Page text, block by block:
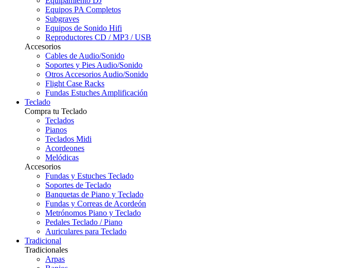
Equipos PA Completos
Subgraves
Equipos de Sonido Hifi
Reproductores CD / MP3 / USB
Accesorios
Cables de Audio/Sonido
Soportes y Pies Audio/Sonido
Otros Accesorios Audio/Sonido
Flight Case Racks
Fundas Estuches Amplificación
Teclado
Compra tu Teclado
Teclados
Pianos
Teclados Midi
Acordeones
Melódicas
Accesorios
Fundas y Estuches Teclado
Soportes de Teclado
Banquetas de Piano y Teclado
Fundas y Correas de Acordeón
Metrónomos Piano y Teclado
Pedales Teclado / Piano
Auriculares para Teclado
Tradicional
Tradicionales
Arpas